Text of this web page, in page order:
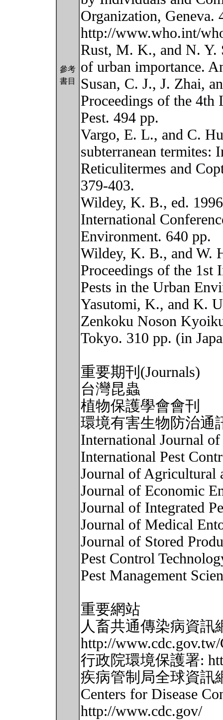
參考
書目
Organization, Geneva.
http://www.who.int/
Rust, M. K., and N. Y.
of urban importance.
Susan, C. J., J. Zhai,
Proceedings of the 4th
Pest. 494 pp.
Vargo, E. L., and C.
subterranean termites:
Reticulitermes and
379-403.
Wildey, K. B., ed.
International
Environment. 640 pp.
Wildey, K. B., and W.
Proceedings of the 1st
Pests in the Urban
Yasutomi, K., and K.
Zenkoku Noson
Tokyo. 310 pp. (in
重要期刊(Journals)
台灣昆蟲
植物保護學會會刊
環境有害生物防治通
International Journal
International Pest
Journal of Agricultural
Journal of Economic
Journal of Integrated
Journal of Medical
Journal of Stored
Pest Control
Pest Management
重要網站
人畜共通傳染病資訊
http://
行政院環境保護署:
疾病管制局全球資訊
Centers for Disease
http://www.cdc.gov/